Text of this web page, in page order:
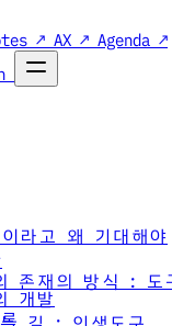
↗ AX ↗ Agenda ↗
존재의 방식 : 도
라고 왜 기대해야
개발